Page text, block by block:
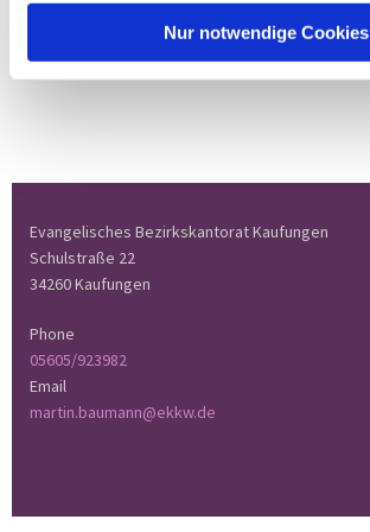
Nur notwendige Cookies
Evangelisches Bezirkskantorat Kaufungen
Schulstraße 22
34260 Kaufungen
Phone
05605/923982
Email
martin.baumann@ekkw.de